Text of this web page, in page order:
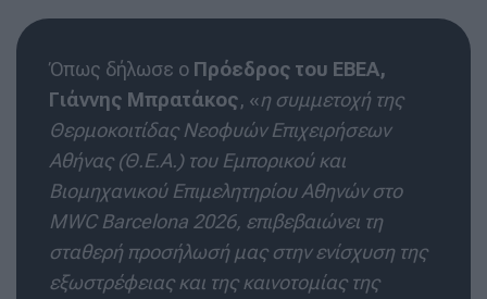
Όπως δήλωσε ο Πρόεδρος του ΕΒΕΑ,
Γιάννης Μπρατάκος, «η συμμετοχή της
Θερμοκοιτίδας Νεοφυών Επιχειρήσεων
Αθήνας (Θ.Ε.Α.) του Εμπορικού και
Βιομηχανικού Επιμελητηρίου Αθηνών στο
MWC Barcelona 2026, επιβεβαιώνει τη
σταθερή προσήλωσή μας στην ενίσχυση της
εξωστρέφειας και της καινοτομίας της